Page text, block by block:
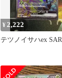
¥ 2,222
テツノイサハex SAR